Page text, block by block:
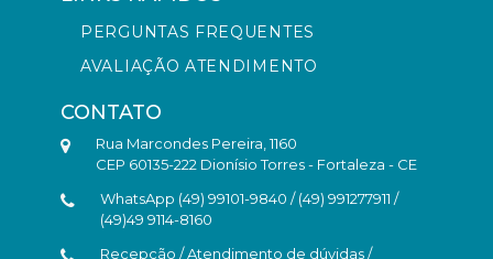
PERGUNTAS FREQUENTES
AVALIAÇÃO ATENDIMENTO
CONTATO
Rua Marcondes Pereira, 1160
CEP 60135-222 Dionísio Torres - Fortaleza - CE
WhatsApp (49) 99101-9840 / (49) 991277911 /
(49)49 9114-8160
Recepção / Atendimento de dúvidas /